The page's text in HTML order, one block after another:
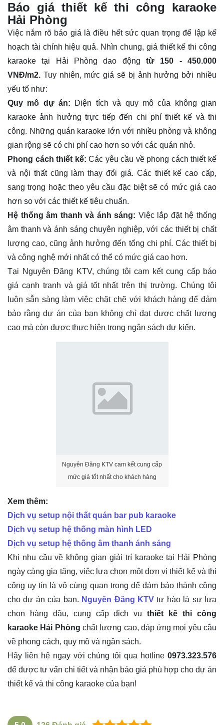
Báo giá thiết kế thi công karaoke
Hải Phòng
Việc nắm rõ báo giá là điều hết sức quan trọng để lập kế
hoạch tài chính hiệu quả. Nhìn chung, giá thiết kế thi công
karaoke tại Hải Phòng dao động từ 150 - 450.000
VNĐ/m2. Tuy nhiên, mức giá sẽ bị ảnh hưởng bởi nhiều
yếu tố như:
Quy mô dự án: Diện tích và quy mô của không gian
karaoke ảnh hưởng trực tiếp đến chi phí thiết kế và thi
công. Những quán karaoke lớn với nhiều phòng và không
gian rộng sẽ có chi phí cao hơn so với các quán nhỏ.
Phong cách thiết kế:Các yêu cầu về phong cách thiết kế
và nội thất cũng làm thay đổi giá. Các thiết kế cao cấp,
sang trọng hoặc theo yêu cầu đặc biệt sẽ có mức giá cao
hơn so với các thiết kế tiêu chuẩn.
Hệ thống âm thanh và ánh sáng: Việc lắp đặt hệ thống
âm thanh và ánh sáng chuyên nghiệp, với các thiết bị chất
lượng cao, cũng ảnh hưởng đến tổng chi phí. Các thiết bị
và công nghệ mới nhất có thể có mức giá cao hơn.
Tại Nguyên Đăng KTV, chúng tôi cam kết cung cấp báo
giá cạnh tranh và giá tốt nhất trên thị trường. Chúng tôi
luôn sẵn sàng làm việc chặt chẽ với khách hàng để đảm
bảo rằng dự án của bạn không chỉ đạt được chất lượng
cao mà còn được thực hiện trong ngân sách dự kiến.
Nguyên Đăng KTV cam kết cung cấp
mức giá tốt nhất cho khách hàng
Xem thêm:
Dịch vụ setup nội thất quán bar pub karaoke
Dịch vụ setup hệ thống màn hình LED
Dịch vụ setup hệ thống âm thanh ánh sáng
Khi nhu cầu về không gian giải trí karaoke tại Hải Phòng
ngày càng gia tăng, việc lựa chọn một đơn vị thiết kế và thi
công uy tín là vô cùng quan trọng để đảm bảo thành công
cho dự án của bạn. Nguyên Đăng KTV tự hào là sự lựa
chọn hàng đầu, cung cấp dịch vụthiết kế thi công
karaoke Hải Phòng chất lượng cao, đáp ứng mọi yêu cầu
về phong cách, quy mô và ngân sách.
Hãy liên hệ ngay với chúng tôi qua hotline 0973.323.576
để được tư vấn chi tiết và nhận báo giá phù hợp cho dự án
thiết kế và thi công karaoke của bạn!